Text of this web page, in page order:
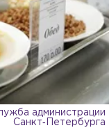
администрации
Санкт‑Петербурга